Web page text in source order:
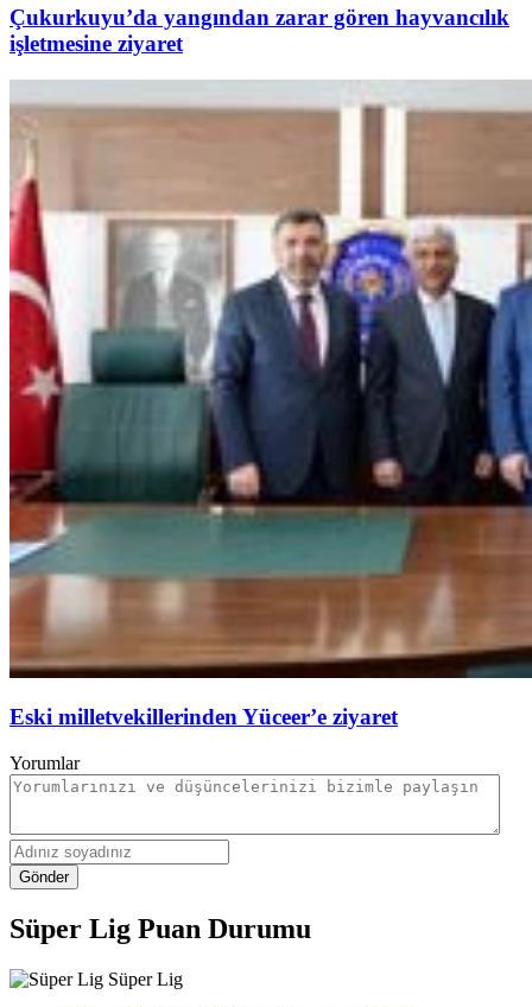
Çukurkuyu’da yangından zarar gören hayvancılık
işletmesine ziyaret
Eski milletvekillerinden Yüceer’e ziyaret
Yorumlar
Gönder
Süper Lig Puan Durumu
Süper Lig